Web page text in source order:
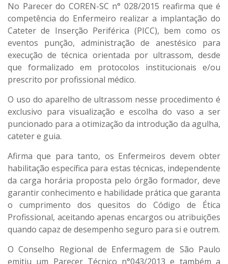
No Parecer do COREN-SC n° 028/2015 reafirma que é
competência do Enfermeiro realizar a implantação do
Cateter de Inserção Periférica (PICC), bem como os
eventos punção, administração de anestésico para
execução de técnica orientada por ultrassom, desde
que formalizado em protocolos institucionais e/ou
prescrito por profissional médico.
O uso do aparelho de ultrassom nesse procedimento é
exclusivo para visualização e escolha do vaso a ser
puncionado para a otimização da introdução da agulha,
cateter e guia.
Afirma que para tanto, os Enfermeiros devem obter
habilitação específica para estas técnicas, independente
da carga horária proposta pelo órgão formador, deve
garantir conhecimento e habilidade prática que garanta
o cumprimento dos quesitos do Código de Ética
Profissional, aceitando apenas encargos ou atribuições
quando capaz de desempenho seguro para si e outrem.
O Conselho Regional de Enfermagem de São Paulo
emitiu um Parecer Técnico n°043/2013 e também a